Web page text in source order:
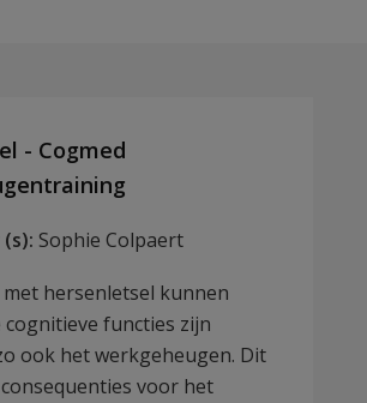
- Cogmed
Sophie Colpaert
hersenletsel kunnen
cognitieve functies zijn
ook het werkgeheugen. Dit
voor het